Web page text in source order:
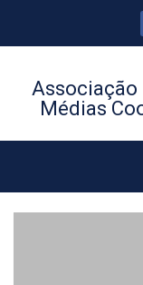
Associação
Médias